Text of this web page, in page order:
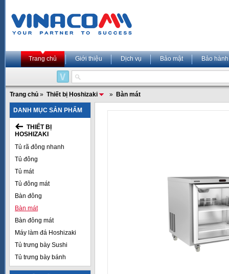
Trang chủ Giới thiệu Dịch vụ Bảo mật Bảo hành
Trang chủ » Thiết bị Hoshizaki » Bàn mát
DANH MỤC SẢN PHẨM
THIẾT BỊ
HOSHIZAKI
Tủ rã đông nhanh
Tủ đông
Tủ mát
Tủ đông mát
Bàn đông
Bàn mát
Bàn đông mát
Máy làm đá Hoshizaki
Tủ trưng bày Sushi
Tủ trưng bày bánh